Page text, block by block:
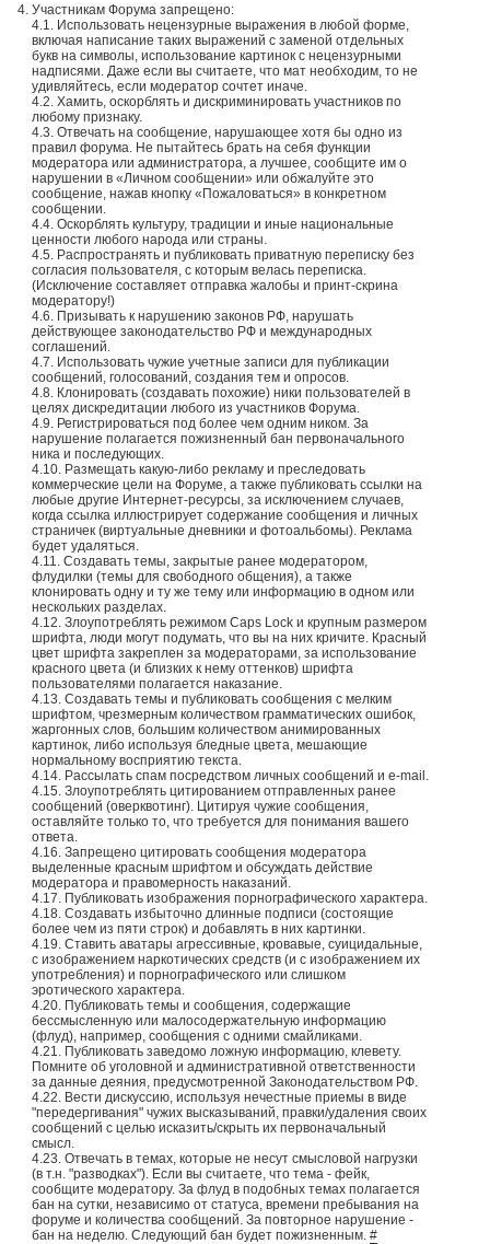
Участникам Форума запрещено:
4.1. Использовать нецензурные выражения в любой форме,
включая написание таких выражений с заменой отдельных
букв на символы, использование картинок с нецензурными
надписями. Даже если вы считаете, что мат необходим, то не
удивляйтесь, если модератор сочтет иначе.
4.2. Хамить, оскорблять и дискриминировать участников по
любому признаку.
4.3. Отвечать на сообщение, нарушающее хотя бы одно из
правил форума. Не пытайтесь брать на себя функции
модератора или администратора, а лучшее, сообщите им о
нарушении в «Личном сообщении» или обжалуйте это
сообщение, нажав кнопку «Пожаловаться» в конкретном
сообщении.
4.4. Оскорблять культуру, традиции и иные национальные
ценности любого народа или страны.
4.5. Распространять и публиковать приватную переписку без
согласия пользователя, с которым велась переписка.
(Исключение составляет отправка жалобы и принт-скрина
модератору!)
4.6. Призывать к нарушению законов РФ, нарушать
действующее законодательство РФ и международных
соглашений.
4.7. Использовать чужие учетные записи для публикации
сообщений, голосований, создания тем и опросов.
4.8. Клонировать (создавать похожие) ники пользователей в
целях дискредитации любого из участников Форума.
4.9. Регистрироваться под более чем одним ником. За
нарушение полагается пожизненный бан первоначального
ника и последующих.
4.10. Размещать какую-либо рекламу и преследовать
коммерческие цели на Форуме, а также публиковать ссылки на
любые другие Интернет-ресурсы, за исключением случаев,
когда ссылка иллюстрирует содержание сообщения и личных
страничек (виртуальные дневники и фотоальбомы). Реклама
будет удаляться.
4.11. Создавать темы, закрытые ранее модератором,
флудилки (темы для свободного общения), а также
клонировать одну и ту же тему или информацию в одном или
нескольких разделах.
4.12. Злоупотреблять режимом Caps Lock и крупным размером
шрифта, люди могут подумать, что вы на них кричите. Красный
цвет шрифта закреплен за модераторами, за использование
красного цвета (и близких к нему оттенков) шрифта
пользователями полагается наказание.
4.13. Создавать темы и публиковать сообщения с мелким
шрифтом, чрезмерным количеством грамматических ошибок,
жаргонных слов, большим количеством анимированных
картинок, либо используя бледные цвета, мешающие
нормальному восприятию текста.
4.14. Рассылать спам посредством личных сообщений и e-mail.
4.15. Злоупотреблять цитированием отправленных ранее
сообщений (оверквотинг). Цитируя чужие сообщения,
оставляйте только то, что требуется для понимания вашего
ответа.
4.16. Запрещено цитировать сообщения модератора
выделенные красным шрифтом и обсуждать действие
модератора и правомерность наказаний.
4.17. Публиковать изображения порнографического характера.
4.18. Создавать избыточно длинные подписи (состоящие
более чем из пяти строк) и добавлять в них картинки.
4.19. Ставить аватары агрессивные, кровавые, суицидальные,
с изображением наркотических средств (и с изображением их
употребления) и порнографического или слишком
эротического характера.
4.20. Публиковать темы и сообщения, содержащие
бессмысленную или малосодержательную информацию
(флуд), например, сообщения с одними смайликами.
4.21. Публиковать заведомо ложную информацию, клевету.
Помните об уголовной и административной ответственности
за данные деяния, предусмотренной Законодательством РФ.
4.22. Вести дискуссию, используя нечестные приемы в виде
"передергивания" чужих высказываний, правки/удаления своих
сообщений с целью исказить/скрыть их первоначальный
смысл.
4.23. Отвечать в темах, которые не несут смысловой нагрузки
(в т.н. "разводках"). Если вы считаете, что тема - фейк,
сообщите модератору. За флуд в подобных темах полагается
бан на сутки, независимо от статуса, времени пребывания на
форуме и количества сообщений. За повторное нарушение -
бан на неделю. Следующий бан будет пожизненным. #